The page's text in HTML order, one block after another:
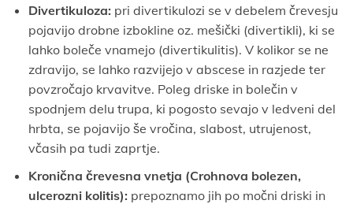
Divertikuloza:pri divertikulozi se v debelem črevesju
pojavijo drobne izbokline oz. mešički (divertikli), ki se
lahko boleče vnamejo (divertikulitis). V kolikor se ne
zdravijo, se lahko razvijejo v abscese in razjede ter
povzročajo krvavitve. Poleg driske in bolečin v
spodnjem delu trupa, ki pogosto sevajo v ledveni del
hrbta, se pojavijo še vročina, slabost, utrujenost,
včasih pa tudi zaprtje.
Kronična črevesna vnetja (Crohnova bolezen,
ulcerozni kolitis):prepoznamo jih po močni driski in